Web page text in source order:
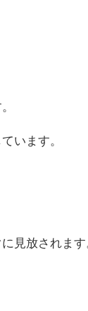
います。
見放されます